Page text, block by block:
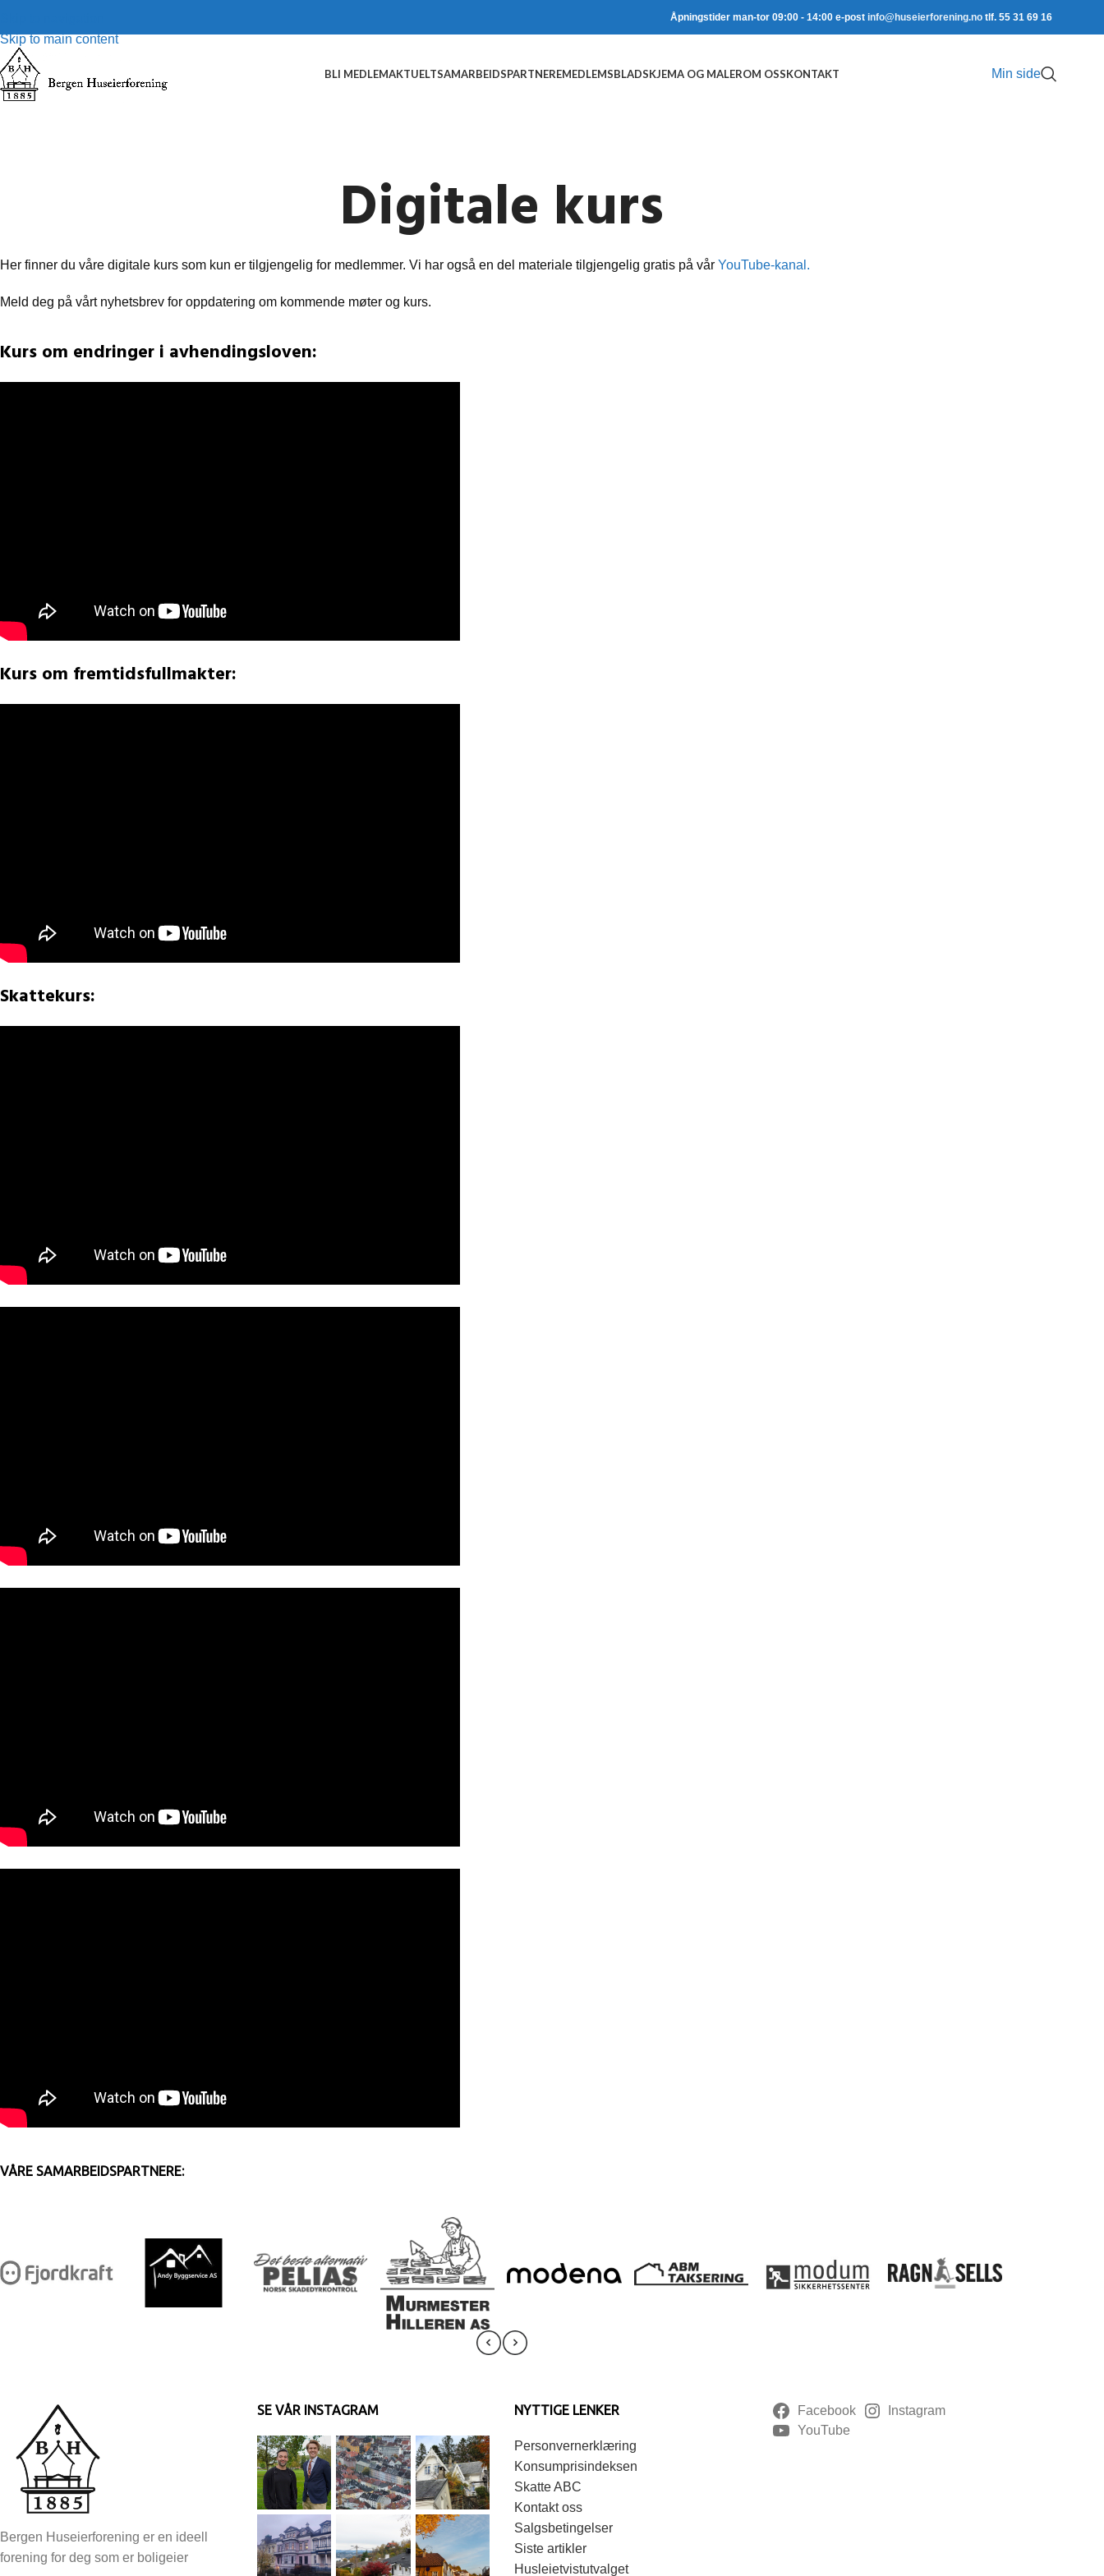
Skip to main content
Åpningstider man-tor 09:00 - 14:00 e-post info@huseierforening.notlf. 55 31 69 16
BLI MEDLEMAKTUELTSAMARBEIDSPARTNEREMEDLEMSBLADSKJEMA OG MALEROM OSSKONTAKT Min side
Digitale kurs
Her finner du våre digitale kurs som kun er tilgjengelig for medlemmer. Vi har også en del materiale tilgjengelig gratis på vår YouTube-kanal.
Meld deg på vårt nyhetsbrev for oppdatering om kommende møter og kurs.
Kurs om endringer i avhendingsloven:
Kurs om fremtidsfullmakter:
Skattekurs:
VÅRE SAMARBEIDSPARTNERE:
Bergen Huseierforening er en ideell
forening for deg som er boligeier
SE VÅR INSTAGRAM NYTTIGE LENKER
Personvernerklæring
Konsumprisindeksen
Skatte ABC
Kontakt oss
Salgsbetingelser
Siste artikler
Husleietvistutvalget
Facebook
Instagram
YouTube